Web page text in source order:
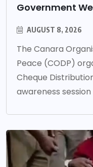
Government
AUGUST 8, 2026
The Canara
Peace (CODP)
Cheque
awareness session